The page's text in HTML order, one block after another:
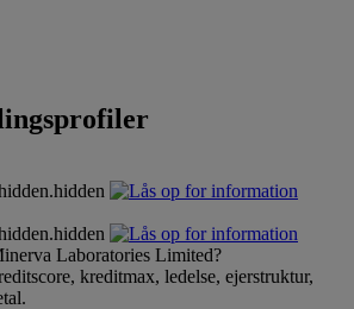
Laboratories Limited?
kreditmax, ledelse, ejerstruktur,